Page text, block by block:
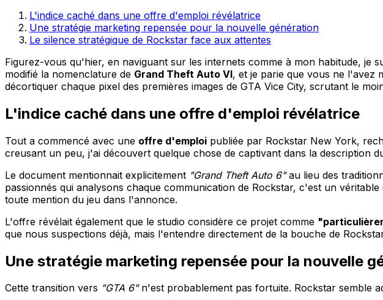
L'indice caché dans une offre d'emploi révélatrice
Une stratégie marketing repensée pour la nouvelle génération
Le silence stratégique de Rockstar face aux attentes
Figurez-vous qu'hier, en naviguant sur les internets comme à mon habitude, je
modifié la nomenclature de Grand Theft Auto VI, et je parie que vous ne l'avez
décortiquer chaque pixel des premières images de GTA Vice City, scrutant le
L'indice caché dans une offre d'emploi révélatrice
Tout a commencé avec une offre d'emploi publiée par Rockstar New York,
creusant un peu, j'ai découvert quelque chose de captivant dans la description
Le document mentionnait explicitement "Grand Theft Auto 6"au lieu des
passionnés qui analysons chaque communication de Rockstar, c'est un
toute mention du jeu dans l'annonce.
L'offre révélait également que le studio considère ce projet comme
que nous suspections déjà, mais l'entendre directement de la bouche de
Une stratégie marketing repensée pour la nouvelle
Cette transition vers "GTA 6"n'est probablement pas fortuite. Rockstar semble